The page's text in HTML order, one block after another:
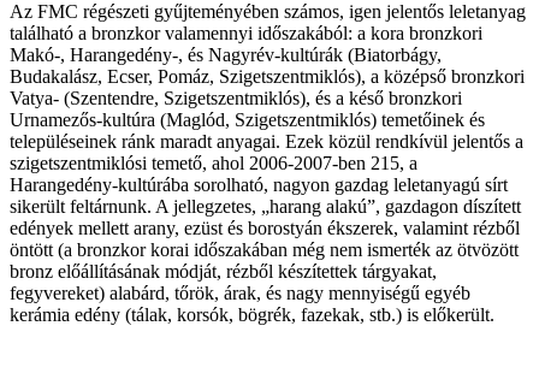
Az FMC régészeti gyűjteményében számos, igen jelentős leletanyag
található a bronzkor valamennyi időszakából: a kora bronzkori
Makó-, Harangedény-, és Nagyrév-kultúrák (Biatorbágy,
Budakalász, Ecser, Pomáz, Szigetszentmiklós), a középső bronzkori
Vatya- (Szentendre, Szigetszentmiklós), és a késő bronzkori
Urnamezős-kultúra (Maglód, Szigetszentmiklós) temetőinek és
településeinek ránk maradt anyagai. Ezek közül rendkívül jelentős a
szigetszentmiklósi temető, ahol 2006-2007-ben 215, a
Harangedény-kultúrába sorolható, nagyon gazdag leletanyagú sírt
sikerült feltárnunk. A jellegzetes, „harang alakú”, gazdagon díszített
edények mellett arany, ezüst és borostyán ékszerek, valamint rézből
öntött (a bronzkor korai időszakában még nem ismerték az ötvözött
bronz előállításának módját, rézből készítettek tárgyakat,
fegyvereket) alabárd, tőrök, árak, és nagy mennyiségű egyéb
kerámia edény (tálak, korsók, bögrék, fazekak, stb.) is előkerült.